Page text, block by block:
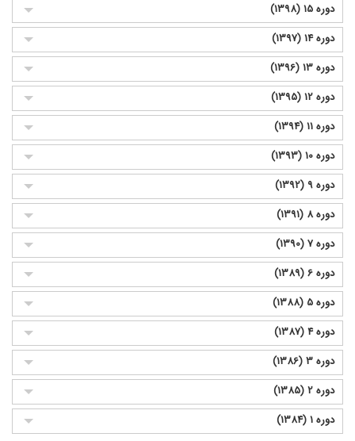
دوره 15 (1398)
دوره 14 (1397)
دوره 13 (1396)
دوره 12 (1395)
دوره 11 (1394)
دوره 10 (1393)
دوره 9 (1392)
دوره 8 (1391)
دوره 7 (1390)
دوره 6 (1389)
دوره 5 (1388)
دوره 4 (1387)
دوره 3 (1386)
دوره 2 (1385)
دوره 1 (1384)